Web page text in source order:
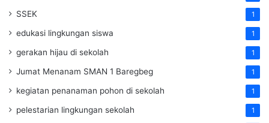
SSEK 1
edukasi lingkungan siswa 1
gerakan hijau di sekolah 1
Jumat Menanam SMAN 1 Baregbeg 1
kegiatan penanaman pohon di sekolah 1
pelestarian lingkungan sekolah 1